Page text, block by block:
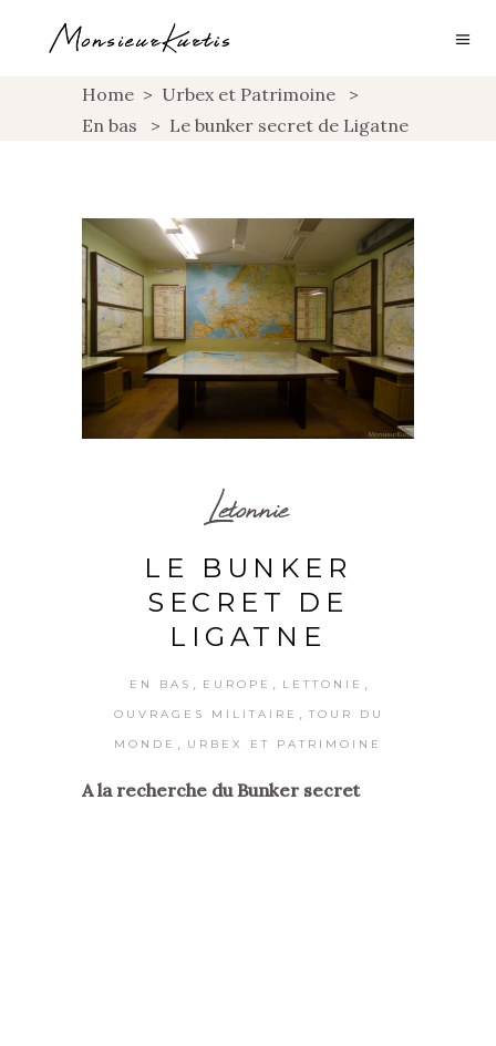
Home > Urbex et Patrimoine
>
En bas
> Le bunker secret de Ligatne
Letonnie
LE BUNKER
SECRET DE
LIGATNE
EN BAS EUROPE LETTONIE
OUVRAGES MILITAIRE TOUR DU
MONDE URBEX ET PATRIMOINE
A la recherche du Bunker secret